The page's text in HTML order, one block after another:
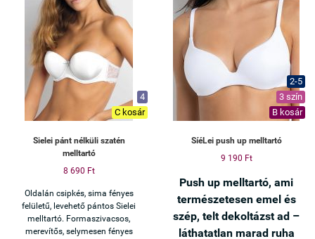
✔ Könnyű, légies érzés egész
nap
Ha nem szereted a merevítős
melltartókat, de mégis szeretnél
szép tartást, ez a modell
tökéletes választás.
✔ Stabil tartás egész nap
Végre egy pánt nélküli melltartó,
ami tényleg a helyén marad –
nem kell igazgatni egész nap.
4
C kosár
Sielei pánt nélküli szatén
melltartó
8 690 Ft
Oldalán csipkés, sima fényes
felületű, levehető pántos Sielei
melltartó. Formaszivacsos,
merevítős, selymesen fényes
2-5
3 szín
B kosár
SíéLei push up melltartó
9 190 Ft
Push up melltartó, ami
természetesen emel és
szép, telt dekoltázst ad –
láthatatlan marad ruha